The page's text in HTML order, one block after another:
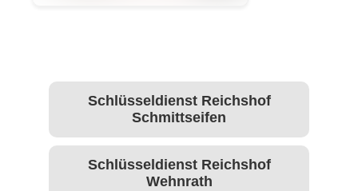
Schlüsseldienst Reichshof
Schmittseifen
Schlüsseldienst Reichshof
Wehnrath